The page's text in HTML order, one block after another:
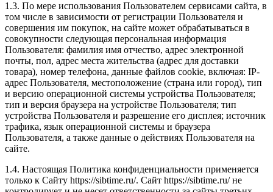
1.3. По мере использования Пользователем сервисами сайта, в
том числе в зависимости от регистрации Пользователя и
совершения им покупок, на сайте может обрабатываться в
совокупности следующая персональная информация
Пользователя: фамилия имя отчество, адрес электронной
почты, пол, адрес места жительства (адрес для доставки
товара), номер телефона, данные файлов cookie, включая: IP-
адрес Пользователя, местоположение (страна или город), тип
и версию операционной системы устройства Пользователя;
тип и версия браузера на устройстве Пользователя; тип
устройства Пользователя и разрешение его дисплея; источник
трафика, язык операционной системы и браузера
Пользователя, а также данные о действиях Пользователя на
сайте.
1.4. Настоящая Политика конфиденциальности применяется
только к Сайту https://sibtime.ru/. Сайт https://sibtime.ru/ не